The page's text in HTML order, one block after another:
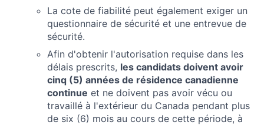
La cote de fiabilité peut également exiger un
questionnaire de sécurité et une entrevue de
sécurité.
Afin d'obtenir l'autorisation requise dans les
délais prescrits, les candidats doivent avoir
cinq (5) années de résidence canadienne
continue et ne doivent pas avoir vécu ou
travaillé à l'extérieur du Canada pendant plus
de six (6) mois au cours de cette période, à